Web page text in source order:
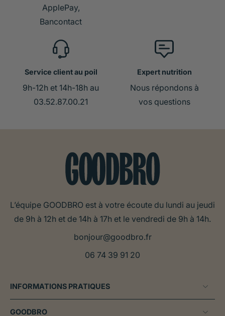
ApplePay,
Bancontact
Service client au poil
9h-12h et 14h-18h au
03.52.87.00.21
Expert nutrition
Nous répondons à
vos questions
L’équipe GOODBRO est à votre écoute du lundi au jeudi
de 9h à 12h et de 14h à 17h et le vendredi de 9h à 14h.
bonjour@goodbro.fr
06 74 39 91 20
INFORMATIONS PRATIQUES
GOODBRO